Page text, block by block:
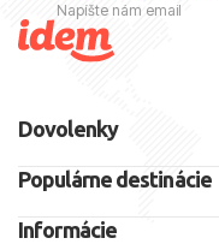
Napíšte nám email
Dovolenky
Populárne destinácie
Informácie